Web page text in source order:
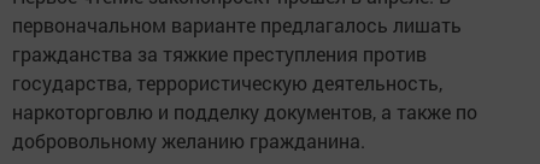
первоначальном варианте предлагалось лишать
гражданства за тяжкие преступления против
государства, террористическую деятельность,
наркоторговлю и подделку документов, а также по
добровольному желанию гражданина.